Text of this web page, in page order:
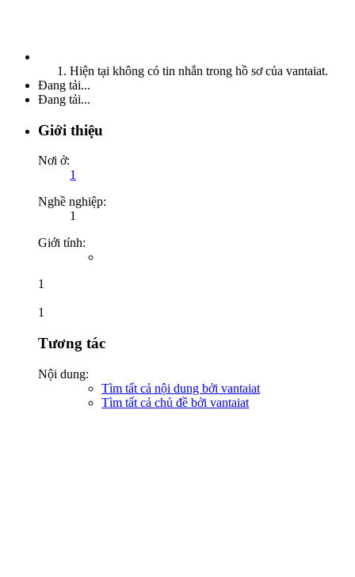
Hiện tại không có tin nhắn trong hồ sơ của vantaiat.
Đang tải...
Đang tải...
Giới thiệu
Nơi ở:
1
Nghề nghiệp:
1
Giới tính:
1
1
Tương tác
Nội dung:
Tìm tất cả nội dung bởi vantaiat
Tìm tất cả chủ đề bởi vantaiat